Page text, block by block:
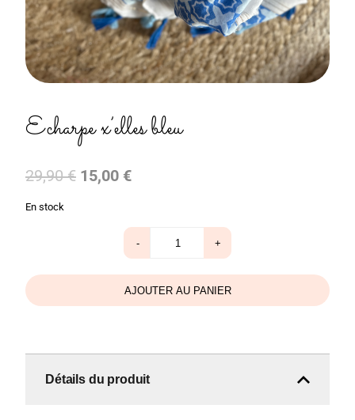
Echarpe x’elles bleu
29,90€ Le
29,90 €.
15,00 €Le
est :
15,00 €.
En stock
de
Echarpe
x'elles
bleu
- +
AJOUTER AU PANIER
Détails du produit